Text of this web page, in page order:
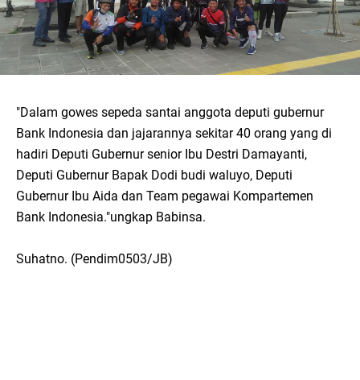
"Dalam gowes sepeda santai anggota deputi gubernur
Bank Indonesia dan jajarannya sekitar 40 orang yang di
hadiri Deputi Gubernur senior Ibu Destri Damayanti,
Deputi Gubernur Bapak Dodi budi waluyo, Deputi
Gubernur Ibu Aida dan Team pegawai Kompartemen
Bank Indonesia."ungkap Babinsa.
Suhatno. (Pendim0503/JB)